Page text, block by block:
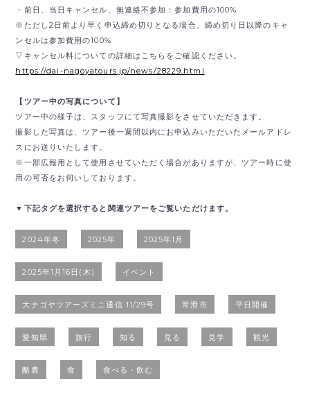
・前日、当日キャンセル、無連絡不参加：参加費用の100%
※ただし2日前より早く申込締め切りとなる場合、締め切り日以降のキャ
ンセルは参加費用の100%
▽キャンセル料についての詳細はこちらをご確認ください。
https://dai-nagoyatours.jp/news/28229.html
【ツアー中の写真について】
ツアー中の様子は、スタッフにて写真撮影をさせていただきます。
撮影した写真は、ツアー後一週間以内にお申込みいただいたメールアドレ
スにお送りいたします。
※一部広報用として使用させていただく場合がありますが、ツアー時に使
用の可否をお伺いしております。
▼下記タグを選択すると関連ツアーをご覧いただけます。
2024年冬 2025年 2025年1月
2025年1月16日(木) イベント
大ナゴヤツアーズミニ通信 11/29号 常滑市 平日開催
愛知県 旅行 知る 見る 見学 観光
酪農 食 食べる・飲む